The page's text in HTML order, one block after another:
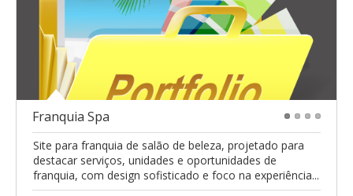
Franquia Spa
Site para franquia de salão de beleza, projetado para
destacar serviços, unidades e oportunidades de
franquia, com design sofisticado e foco na experiência...